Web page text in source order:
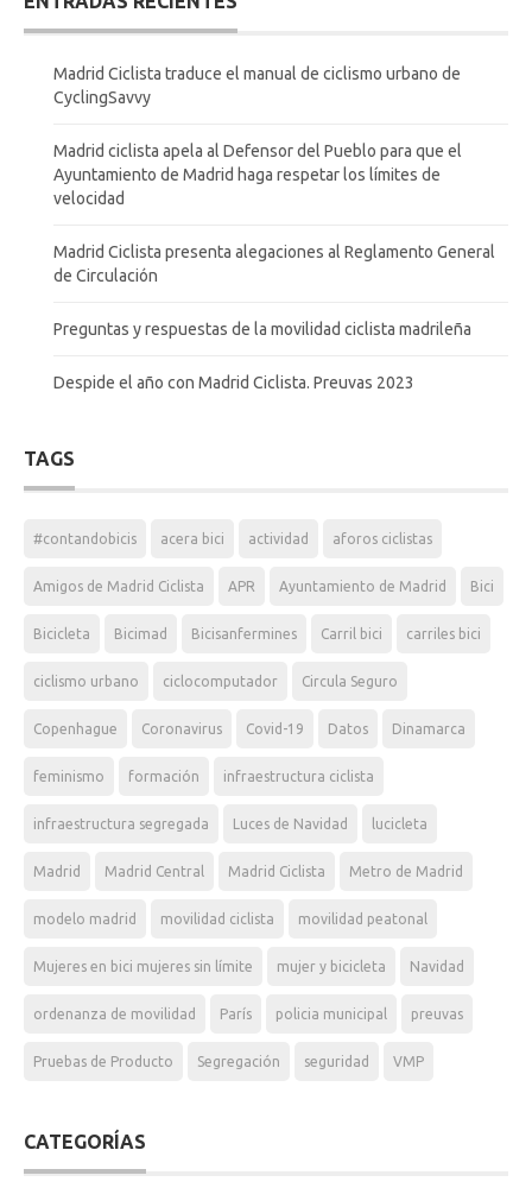
Madrid Ciclista traduce el manual de ciclismo urbano de
CyclingSavvy
Madrid ciclista apela al Defensor del Pueblo para que el
Ayuntamiento de Madrid haga respetar los límites de
velocidad
Madrid Ciclista presenta alegaciones al Reglamento General
de Circulación
Preguntas y respuestas de la movilidad ciclista madrileña
Despide el año con Madrid Ciclista. Preuvas 2023
TAGS
#contandobicis acera bici actividad aforos ciclistas
Amigos de Madrid Ciclista APR Ayuntamiento de Madrid Bici
Bicicleta Bicimad Bicisanfermines Carril bici carriles bici
ciclismo urbano ciclocomputador Circula Seguro
Copenhague Coronavirus Covid-19 Datos Dinamarca
feminismo formación infraestructura ciclista
infraestructura segregada Luces de Navidad lucicleta
Madrid Madrid Central Madrid Ciclista Metro de Madrid
modelo madrid movilidad ciclista movilidad peatonal
Mujeres en bici mujeres sin límite mujer y bicicleta Navidad
ordenanza de movilidad París policia municipal preuvas
Pruebas de Producto Segregación seguridad VMP
CATEGORÍAS